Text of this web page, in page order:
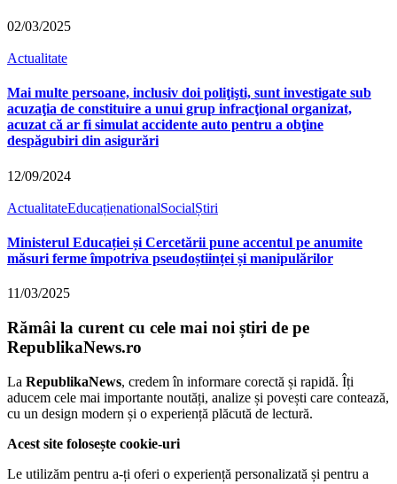
02/03/2025
Actualitate
Mai multe persoane, inclusiv doi poliţişti, sunt investigate sub
acuzaţia de constituire a unui grup infracţional organizat,
acuzat că ar fi simulat accidente auto pentru a obţine
despăgubiri din asigurări
12/09/2024
ActualitateEducațienationalSocialȘtiri
Ministerul Educației și Cercetării pune accentul pe anumite
măsuri ferme împotriva pseudoștiinței și manipulărilor
11/03/2025
Rămâi la curent cu cele mai noi știri de pe
RepublikaNews.ro
La RepublikaNews, credem în informare corectă și rapidă. Îți
aducem cele mai importante noutăți, analize și povești care contează,
cu un design modern și o experiență plăcută de lectură.
Acest site folosește cookie-uri
Le utilizăm pentru a-ți oferi o experiență personalizată și pentru a